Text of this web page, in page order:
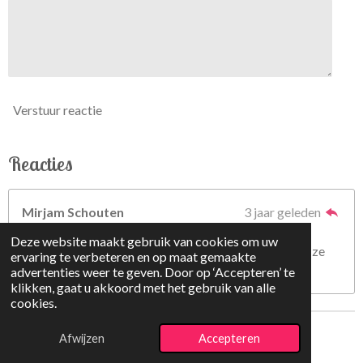
Deze website maakt gebruik van cookies om uw
ervaring te verbeteren en op maat gemaakte
advertenties weer te geven. Door op ‘Accepteren’ te
klikken, gaat u akkoord met het gebruik van alle
cookies.
Afwijzen Accepteren
Verstuur reactie
Reacties
Mirjam Schouten
3 jaar geleden
herkenbaar. Gelukkig maar. De volgende keer kijken ze
net als jij en Jos de camera in 😉
© 2018 - 2025 De Belletjes